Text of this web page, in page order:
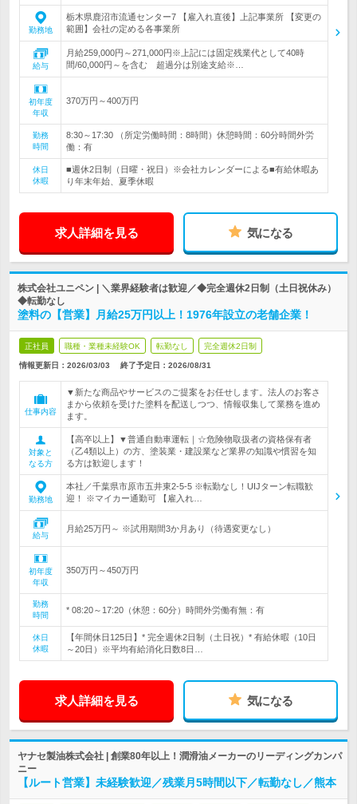
勤務地
栃木県鹿沼市流通センター7 【雇入れ直後】上記事業所 【変更の
範囲】会社の定める各事業所
給与
月給259,000円～271,000円※上記には固定残業代として40時
間/60,000円～を含む 超過分は別途支給※…
初年度
年収
370万円～400万円
勤務
時間
8:30～17:30 （所定労働時間：8時間）休憩時間：60分時間外労
働：有
休日
休暇
■週休2日制（日曜・祝日）※会社カレンダーによる■有給休暇あ
り年末年始、夏季休暇
求人詳細を見る 気になる
株式会社ユニペン | ＼業界経験者は歓迎／◆完全週休2日制（土日祝休み）
◆転勤なし
塗料の【営業】月給25万円以上！1976年設立の老舗企業！
正社員 職種・業種未経験OK 転勤なし 完全週休2日制
情報更新日：2026/03/03 終了予定日： 2026/08/31
仕事内容
▼新たな商品やサービスのご提案をお任せします。法人のお客さ
まから依頼を受けた塗料を配送しつつ、情報収集して業務を進め
ます。
対象と
なる方
【高卒以上】▼普通自動車運転｜☆危険物取扱者の資格保有者
（乙4類以上）の方、塗装業・建設業など業界の知識や慣習を知
る方は歓迎します！
勤務地
本社／千葉県市原市五井東2-5-5 ※転勤なし！UIJターン転職歓
迎！ ※マイカー通勤可 【雇入れ…
給与
月給25万円～ ※試用期間3か月あり（待遇変更なし）
初年度
年収
350万円～450万円
勤務
時間
* 08:20～17:20（休憩：60分）時間外労働有無：有
休日
休暇
【年間休日125日】* 完全週休2日制（土日祝）* 有給休暇（10日
～20日）※平均有給消化日数8日…
求人詳細を見る 気になる
ヤナセ製油株式会社 | 創業80年以上！潤滑油メーカーのリーディングカンパ
ニー
【ルート営業】未経験歓迎／残業月5時間以下／転勤なし／熊本